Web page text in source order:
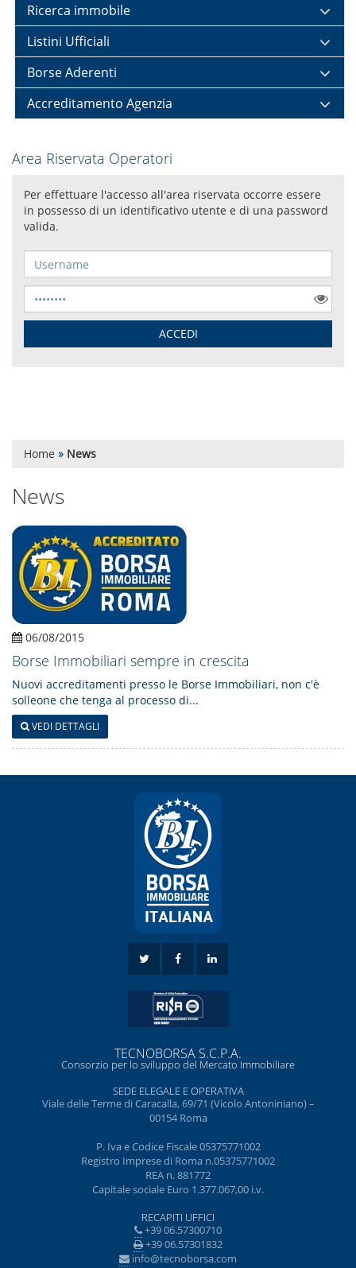
Ricerca immobile
Listini Ufficiali
Borse Aderenti
Accreditamento Agenzia
Home » News
News
06/08/2015
Borse Immobiliari sempre in crescita
Nuovi accreditamenti presso le Borse Immobiliari, non c'è
solleone che tenga al processo di...
VEDI DETTAGLI
TECNOBORSA S.C.P.A.
Consorzio per lo sviluppo del Mercato Immobiliare
SEDE ELEGALE E OPERATIVA
Viale delle Terme di Caracalla, 69/71 (Vicolo Antoniniano) –
00154 Roma
P. Iva e Codice Fiscale 05375771002
Registro Imprese di Roma n.05375771002
REA n. 881772
Capitale sociale Euro 1.377.067,00 i.v.
RECAPITI UFFICI
+39 06.57300710
+39 06.57301832
info@tecnoborsa.com